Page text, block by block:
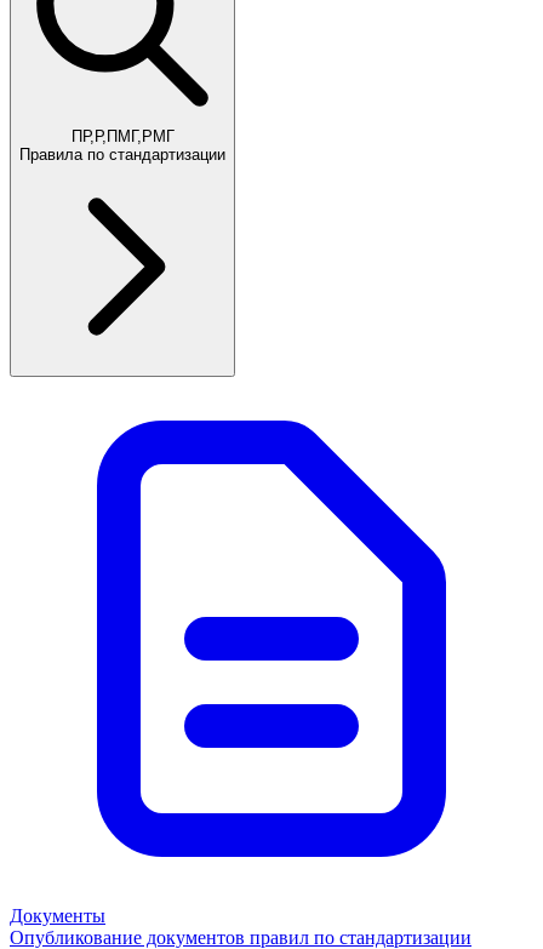
ПР,Р,ПМГ,РМГ
Правила по стандартизации
Документы
Опубликование документов правил по стандартизации